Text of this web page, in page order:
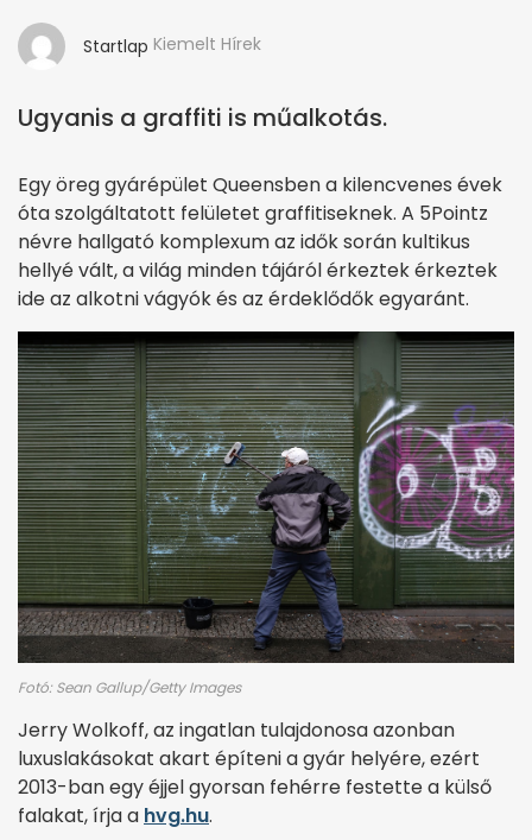
Startlap Kiemelt Hírek
Ugyanis a graffiti is műalkotás.
Egy öreg gyárépület Queensben a kilencvenes évek
óta szolgáltatott felületet graffitiseknek. A 5Pointz
névre hallgató komplexum az idők során kultikus
hellyé vált, a világ minden tájáról érkeztek érkeztek
ide az alkotni vágyók és az érdeklődők egyaránt.
Fotó: Sean Gallup/Getty Images
Jerry Wolkoff, az ingatlan tulajdonosa azonban
luxuslakásokat akart építeni a gyár helyére, ezért
2013-ban egy éjjel gyorsan fehérre festette a külső
falakat, írja a hvg.hu.